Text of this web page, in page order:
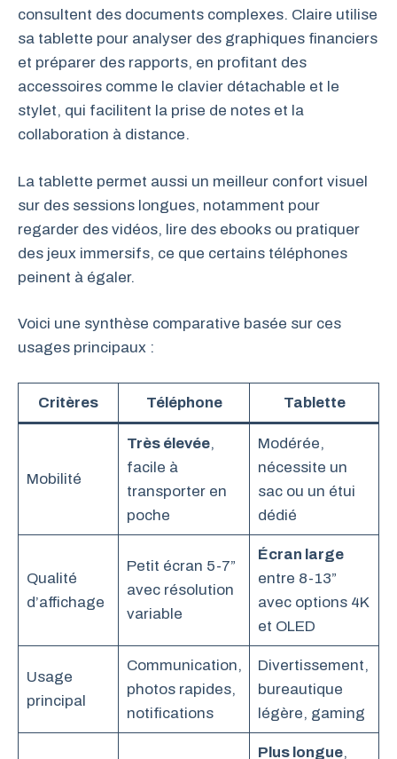
consultent des documents complexes. Claire utilise
sa tablette pour analyser des graphiques financiers
et préparer des rapports, en profitant des
accessoires comme le clavier détachable et le
stylet, qui facilitent la prise de notes et la
collaboration à distance.
La tablette permet aussi un meilleur confort visuel
sur des sessions longues, notamment pour
regarder des vidéos, lire des ebooks ou pratiquer
des jeux immersifs, ce que certains téléphones
peinent à égaler.
Voici une synthèse comparative basée sur ces
usages principaux :
Critères Téléphone Tablette
Mobilité
Très élevée,
facile à
transporter en
poche
Modérée,
nécessite un
sac ou un étui
dédié
Qualité
d’affichage
Petit écran 5-7”
avec résolution
variable
Écran large
entre 8-13”
avec options 4K
et OLED
Usage
principal
Communication,
photos rapides,
notifications
Divertissement,
bureautique
légère, gaming
Plus longue,